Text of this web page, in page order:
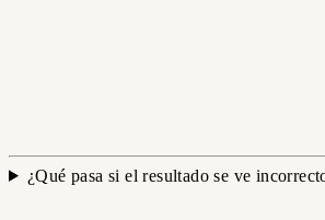
¿Qué pasa si el resultado se ve